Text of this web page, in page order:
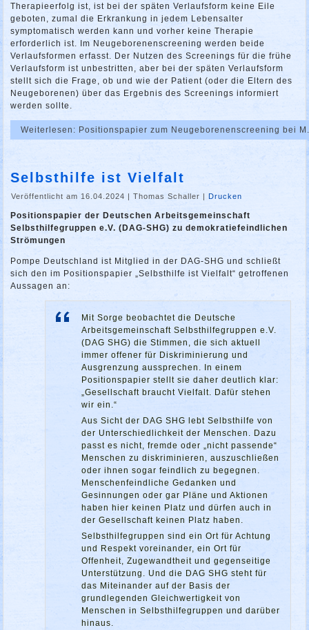
Therapieerfolg ist, ist bei der späten Verlaufsform keine Eile
geboten, zumal die Erkrankung in jedem Lebensalter
symptomatisch werden kann und vorher keine Therapie
erforderlich ist. Im Neugeborenenscreening werden beide
Verlaufsformen erfasst. Der Nutzen des Screenings für die frühe
Verlaufsform ist unbestritten, aber bei der späten Verlaufsform
stellt sich die Frage, ob und wie der Patient (oder die Eltern des
Neugeborenen) über das Ergebnis des Screenings informiert
werden sollte.
Weiterlesen: Positionspapier zum Neugeborenenscreening bei
Selbsthilfe ist Vielfalt
Veröffentlicht am 16.04.2024 |Thomas Schaller | Drucken
Positionspapier der Deutschen Arbeitsgemeinschaft
Selbsthilfegruppen e.V. (DAG-SHG) zu demokratiefeindlichen
Strömungen
Pompe Deutschland ist Mitglied in der DAG-SHG und schließt
sich den im Positionspapier „Selbsthilfe ist Vielfalt“ getroffenen
Aussagen an:
Mit Sorge beobachtet die Deutsche
Arbeitsgemeinschaft Selbsthilfegruppen e.V.
(DAG SHG) die Stimmen, die sich aktuell
immer offener für Diskriminierung und
Ausgrenzung aussprechen. In einem
Positionspapier stellt sie daher deutlich klar:
„Gesellschaft braucht Vielfalt. Dafür stehen
wir ein.“
Aus Sicht der DAG SHG lebt Selbsthilfe von
der Unterschiedlichkeit der Menschen. Dazu
passt es nicht, fremde oder „nicht passende“
Menschen zu diskriminieren, auszuschließen
oder ihnen sogar feindlich zu begegnen.
Menschenfeindliche Gedanken und
Gesinnungen oder gar Pläne und Aktionen
haben hier keinen Platz und dürfen auch in
der Gesellschaft keinen Platz haben.
Selbsthilfegruppen sind ein Ort für Achtung
und Respekt voreinander, ein Ort für
Offenheit, Zugewandtheit und gegenseitige
Unterstützung. Und die DAG SHG steht für
das Miteinander auf der Basis der
grundlegenden Gleichwertigkeit von
Menschen in Selbsthilfegruppen und darüber
hinaus.